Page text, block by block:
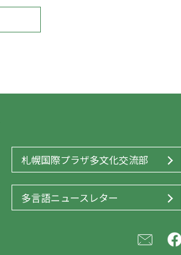
札幌国際プラザ多文化交流部
多言語ニュースレター